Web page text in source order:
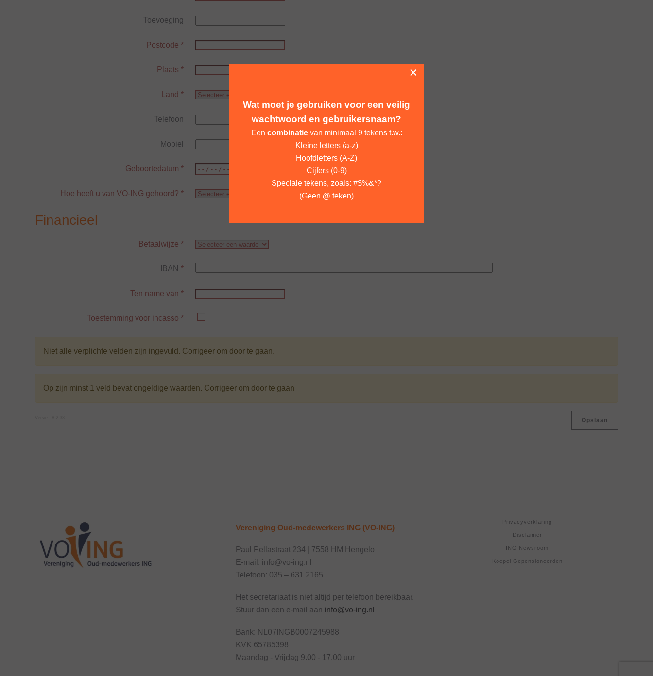
Toevoeging
Postcode *
Plaats *
Land *
Telefoon
Mobiel
Geboortedatum *
Hoe heeft u van VO-ING gehoord? *
Financieel
Betaalwijze *
IBAN *
Ten name van *
Toestemming voor incasso *
Niet alle verplichte velden zijn ingevuld. Corrigeer om door te gaan.
Op zijn minst 1 veld bevat ongeldige waarden. Corrigeer om door te gaan
Opslaan
Vereniging Oud-medewerkers ING (VO-ING)
Paul Pellastraat 234 | 7558 HM Hengelo
E-mail: info@vo-ing.nl
Telefoon: 035 – 631 2165
Het secretariaat is niet altijd per telefoon bereikbaar.
Stuur dan een e-mail aan info@vo-ing.nl
Bank: NL07INGB0007245988
KVK 65785398
Maandag - Vrijdag 9.00 - 17.00 uur
Privacyverklaring
Disclaimer
ING Newsroom
Koepel Gepensioneerden
×
Wat moet je gebruiken voor een veilig
wachtwoord en gebruikersnaam?
Een combinatievan minimaal 9 tekens t.w.:
Kleine letters (a-z)
Hoofdletters (A-Z)
Cijfers (0-9)
Speciale tekens, zoals: #$%&*?
(Geen @ teken)